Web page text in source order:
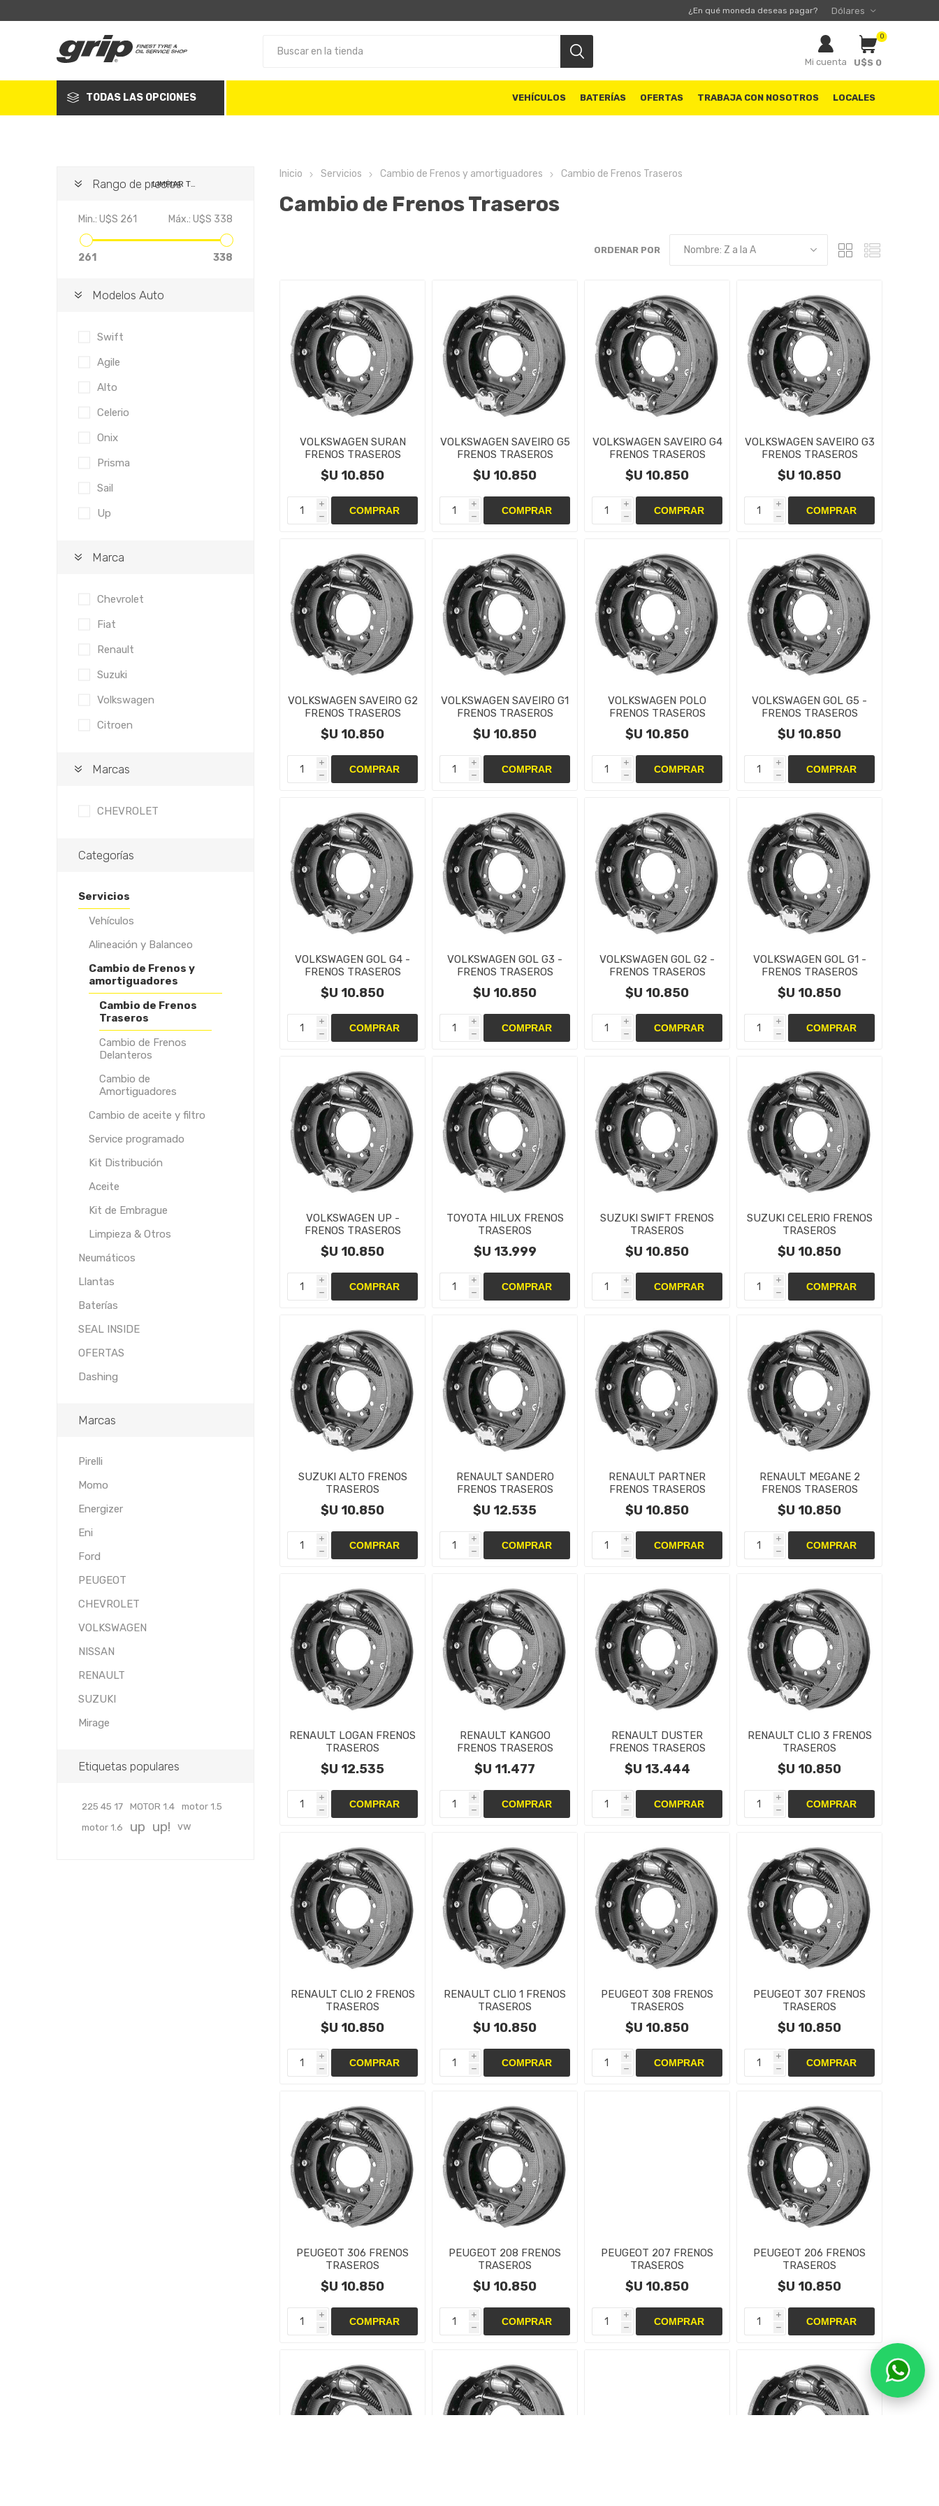
¿En qué moneda deseas pagar?
Mi cuenta
0
U$S 0
TODAS LAS OPCIONES VEHÍCULOS BATERÍAS OFERTAS TRABAJA CON NOSOTROS LOCALES
Inicio Servicios Cambio de Frenos y amortiguadores Cambio de Frenos Traseros
Cambio de Frenos Traseros
ORDENAR POR
VOLKSWAGEN SURAN
FRENOS TRASEROS
CINTAS,CAMPANAS Y
CILINDRO
$U 10.850
i
h
VOLKSWAGEN SAVEIRO G5
FRENOS TRASEROS
CINTAS,CAMPANAS Y
CILINDRO
$U 10.850
i
h
VOLKSWAGEN SAVEIRO G4
FRENOS TRASEROS
CINTAS,CAMPANAS Y
CILINDRO
$U 10.850
i
h
VOLKSWAGEN SAVEIRO G3
FRENOS TRASEROS
CINTAS,CAMPANAS Y
CILINDRO
$U 10.850
i
h
VOLKSWAGEN SAVEIRO G2
FRENOS TRASEROS
CINTAS,CAMPANAS Y
CILINDRO
$U 10.850
i
h
VOLKSWAGEN SAVEIRO G1
FRENOS TRASEROS
CINTAS,CAMPANAS Y
CILINDRO
$U 10.850
i
h
VOLKSWAGEN POLO
FRENOS TRASEROS
CINTAS,CAMPANAS Y
CILINDRO
$U 10.850
i
h
VOLKSWAGEN GOL G5 -
FRENOS TRASEROS
CINTAS,CAMPANAS Y
CILINDRO
$U 10.850
i
h
VOLKSWAGEN GOL G4 -
FRENOS TRASEROS
CINTAS,CAMPANAS Y
CILINDRO
$U 10.850
i
h
VOLKSWAGEN GOL G3 -
FRENOS TRASEROS
CINTAS,CAMPANAS Y
CILINDRO
$U 10.850
i
h
VOLKSWAGEN GOL G2 -
FRENOS TRASEROS
CINTAS,CAMPANAS Y
CILINDRO
$U 10.850
i
h
VOLKSWAGEN GOL G1 -
FRENOS TRASEROS
CINTAS,CAMPANAS Y
CILINDRO
$U 10.850
i
h
VOLKSWAGEN UP -
FRENOS TRASEROS
CINTAS,CAMPANAS Y
CILINDRO
$U 10.850
i
h
TOYOTA HILUX FRENOS
TRASEROS
CINTAS,CAMPANAS Y
CILINDROS
$U 13.999
i
h
SUZUKI SWIFT FRENOS
TRASEROS
CINTAS,CAMPANAS Y
CILINDRO
$U 10.850
i
h
SUZUKI CELERIO FRENOS
TRASEROS
CINTAS,CAMPANAS Y
CILINDRO
$U 10.850
i
h
SUZUKI ALTO FRENOS
TRASEROS
CINTAS,CAMPANAS Y
CILINDRO
$U 10.850
i
h
RENAULT SANDERO
FRENOS TRASEROS
CINTAS,CAMPANAS Y
CILINDRO
$U 12.535
i
h
RENAULT PARTNER
FRENOS TRASEROS
CINTAS,CAMPANAS Y
CILINDRO
$U 10.850
i
h
RENAULT MEGANE 2
FRENOS TRASEROS
CINTAS,CAMPANAS Y
CILINDRO
$U 10.850
i
h
RENAULT LOGAN FRENOS
TRASEROS
CINTAS,CAMPANAS Y
CILINDRO
$U 12.535
i
h
RENAULT KANGOO
FRENOS TRASEROS
CINTAS,CAMPANAS Y
CILINDRO
$U 11.477
i
h
RENAULT DUSTER
FRENOS TRASEROS
CINTAS,CAMPANAS Y
CILINDRO
$U 13.444
i
h
RENAULT CLIO 3 FRENOS
TRASEROS
CINTAS,CAMPANAS Y
CILINDRO
$U 10.850
i
h
RENAULT CLIO 2 FRENOS
TRASEROS
CINTAS,CAMPANAS Y
CILINDRO
$U 10.850
i
h
RENAULT CLIO 1 FRENOS
TRASEROS
CINTAS,CAMPANAS Y
CILINDRO
$U 10.850
i
h
PEUGEOT 308 FRENOS
TRASEROS
CINTAS,CAMPANAS Y
CILINDRO
$U 10.850
i
h
PEUGEOT 307 FRENOS
TRASEROS
CINTAS,CAMPANAS Y
CILINDRO
$U 10.850
i
h
PEUGEOT 306 FRENOS
TRASEROS
CINTAS,CAMPANAS Y
CILINDRO
$U 10.850
i
h
PEUGEOT 208 FRENOS
TRASEROS
CINTAS,CAMPANAS Y
CILINDRO
$U 10.850
i
h
PEUGEOT 207 FRENOS
TRASEROS
CINTAS,CAMPANAS Y
CILINDRO
$U 10.850
i
h
PEUGEOT 206 FRENOS
TRASEROS
CINTAS,CAMPANAS Y
CILINDRO
$U 10.850
i
h
LIMPIAR TODO
Rango de precios
Min.: U$S 261 Máx.: U$S 338
261 338
Modelos Auto
Swift
Agile
Alto
Celerio
Onix
Prisma
Sail
Up
Marca
Chevrolet
Fiat
Renault
Suzuki
Volkswagen
Citroen
Marcas
CHEVROLET
Categorías
Servicios
Vehículos
Alineación y Balanceo
Cambio de Frenos y
amortiguadores
Cambio de Frenos
Traseros
Cambio de Frenos
Delanteros
Cambio de
Amortiguadores
Cambio de aceite y filtro
Service programado
Kit Distribución
Aceite
Kit de Embrague
Limpieza & Otros
Neumáticos
Llantas
Baterías
SEAL INSIDE
OFERTAS
Dashing
Marcas
Pirelli
Momo
Energizer
Eni
Ford
PEUGEOT
CHEVROLET
VOLKSWAGEN
NISSAN
RENAULT
SUZUKI
Mirage
Etiquetas populares
225 45 17 MOTOR 1.4
motor 1.5
motor 1.6
up up! vw